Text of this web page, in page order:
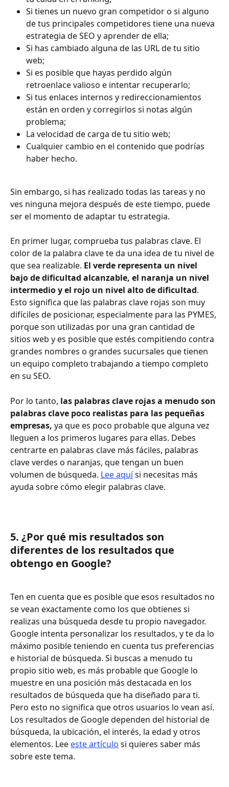
Si tienes un nuevo gran competidor o si alguno
de tus principales competidores tiene una nueva
estrategia de SEO y aprender de ella;
Si has cambiado alguna de las URL de tu sitio
web;
Si es posible que hayas perdido algún
retroenlace valioso e intentar recuperarlo;
Si tus enlaces internos y redireccionamientos
están en orden y corregirlos si notas algún
problema;
La velocidad de carga de tu sitio web;
Cualquier cambio en el contenido que podrías
haber hecho.
Sin embargo, si has realizado todas las tareas y no
ves ninguna mejora después de este tiempo, puede
ser el momento de adaptar tu estrategia.
En primer lugar, comprueba tus palabras clave. El
color de la palabra clave te da una idea de tu nivel de
que sea realizable. El verde representa un nivel
bajo de dificultad alcanzable, el naranja un nivel
intermedio y el rojo un nivel alto de dificultad.
Esto significa que las palabras clave rojas son muy
difíciles de posicionar, especialmente para las PYMES,
porque son utilizadas por una gran cantidad de
sitios web y es posible que estés compitiendo contra
grandes nombres o grandes sucursales que tienen
un equipo completo trabajando a tiempo completo
en su SEO.
Por lo tanto, las palabras clave rojas a menudo son
palabras clave poco realistas para las pequeñas
empresas, ya que es poco probable que alguna vez
lleguen a los primeros lugares para ellas. Debes
centrarte en palabras clave más fáciles, palabras
clave verdes o naranjas, que tengan un buen
volumen de búsqueda. Lee aquí si necesitas más
ayuda sobre cómo elegir palabras clave.
5. ¿Por qué mis resultados son
diferentes de los resultados que
obtengo en Google?
Ten en cuenta que es posible que esos resultados no
se vean exactamente como los que obtienes si
realizas una búsqueda desde tu propio navegador.
Google intenta personalizar los resultados, y te da lo
máximo posible teniendo en cuenta tus preferencias
e historial de búsqueda. Si buscas a menudo tu
propio sitio web, es más probable que Google lo
muestre en una posición más destacada en los
resultados de búsqueda que ha diseñado para ti.
Pero esto no significa que otros usuarios lo vean así.
Los resultados de Google dependen del historial de
búsqueda, la ubicación, el interés, la edad y otros
elementos. Lee este artículo si quieres saber más
sobre este tema.